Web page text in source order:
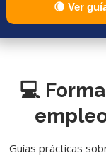
🌘 Ver
💻
Guías prácticas